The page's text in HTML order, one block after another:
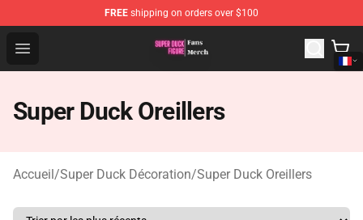
FREE shipping on orders over $100
Open menu
Super Duck Figure Shop - The Best Store of Super Duck
Super Duck Oreillers
Accueil/Super Duck Décoration/Super Duck Oreillers